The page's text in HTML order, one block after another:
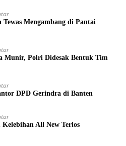
Mengambang di Pantai
Munir, Polri Didesak Bentuk Tim
DPD Gerindra di Banten
All New Terios